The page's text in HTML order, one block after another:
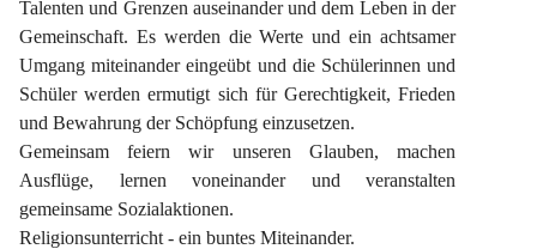
Talenten und Grenzen auseinander und dem Leben in der
Gemeinschaft. Es werden die Werte und ein achtsamer
Umgang miteinander eingeübt und die Schülerinnen und
Schüler werden ermutigt sich für Gerechtigkeit, Frieden
und Bewahrung der Schöpfung einzusetzen.
Gemeinsam feiern wir unseren Glauben, machen
Ausflüge, lernen voneinander und veranstalten
gemeinsame Sozialaktionen.
Religionsunterricht - ein buntes Miteinander.